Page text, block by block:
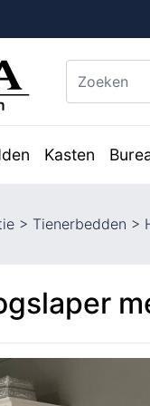
Kasten
> Tienerbedden >